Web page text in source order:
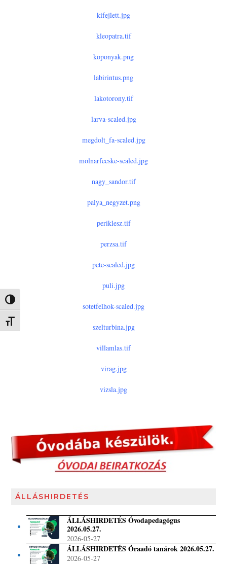
Nagy kontraszt váltása
Betűméret váltása
kifejlett.jpg
kleopatra.tif
koponyak.png
labirintus.png
lakotorony.tif
larva-scaled.jpg
megdolt_fa-scaled.jpg
molnarfecske-scaled.jpg
nagy_sandor.tif
palya_negyzet.png
periklesz.tif
perzsa.tif
pete-scaled.jpg
puli.jpg
sotetfelhok-scaled.jpg
szelturbina.jpg
villamlas.tif
virag.jpg
vizsla.jpg
ÁLLÁSHIRDETÉS
ÁLLÁSHIRDETÉS Óvodapedagógus
2026.05.27.
2026-05-27
ÁLLÁSHIRDETÉS Óraadó tanárok 2026.05.27.
2026-05-27